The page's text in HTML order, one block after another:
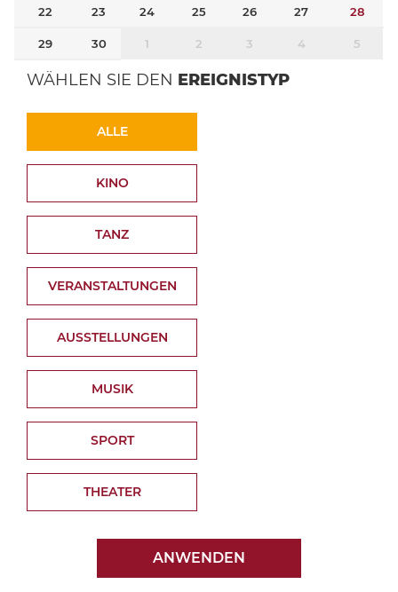
22 23 24 25 26 27 28
29 30 1 2 3 4 5
WÄHLEN SIE DEN EREIGNISTYP
ALLE
KINO
TANZ
VERANSTALTUNGEN
AUSSTELLUNGEN
MUSIK
SPORT
THEATER
ANWENDEN